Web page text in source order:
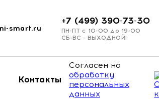
smart.ru
+7 (499) 390-73-30
ПН-ПТ с 10-00 до 19-00
СБ-ВС - ВЫХОДНОЙ!
Контакты
Согласен на
обработку
персональных
данных